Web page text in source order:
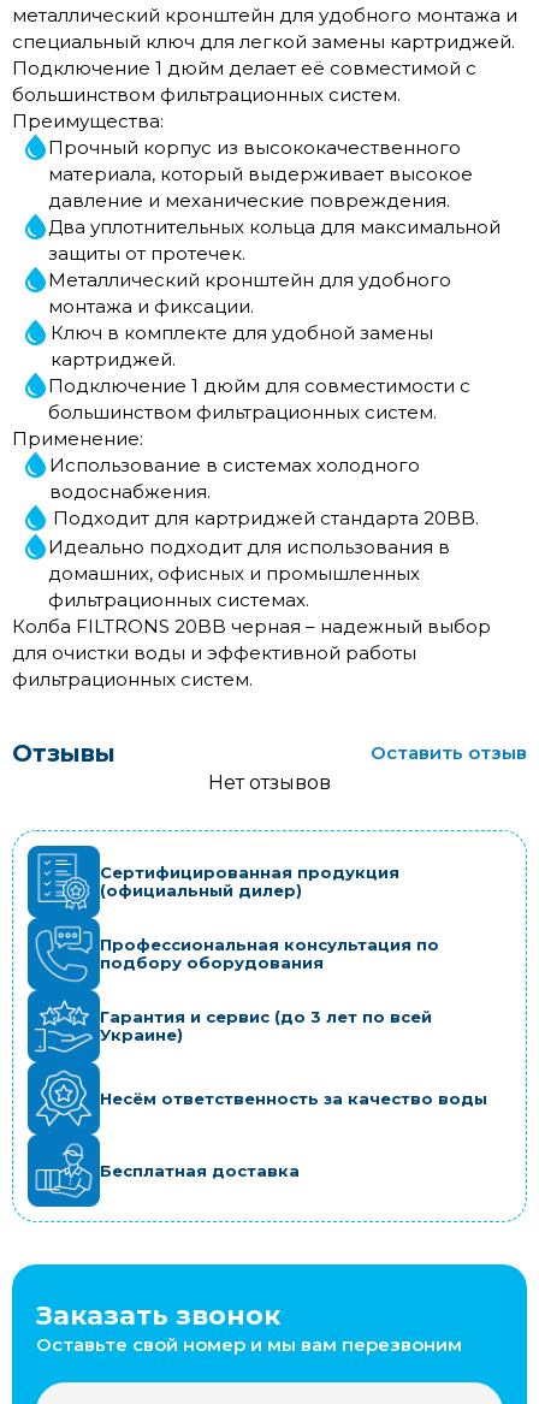
металлический кронштейн для удобного монтажа и
специальный ключ для легкой замены картриджей.
Подключение 1 дюйм делает её совместимой с
большинством фильтрационных систем.
Преимущества:
Прочный корпус из высококачественного
материала, который выдерживает высокое
давление и механические повреждения.
Два уплотнительных кольца для максимальной
защиты от протечек.
Металлический кронштейн для удобного
монтажа и фиксации.
Ключ в комплекте для удобной замены
картриджей.
Подключение 1 дюйм для совместимости с
большинством фильтрационных систем.
Применение:
Использование в системах холодного
водоснабжения.
Подходит для картриджей стандарта 20BB.
Идеально подходит для использования в
домашних, офисных и промышленных
фильтрационных системах.
Колба FILTRONS 20BB черная – надежный выбор
для очистки воды и эффективной работы
фильтрационных систем.
Отзывы
Оставить отзыв
Нет отзывов
Сертифицированная продукция
(официальный дилер)
Профессиональная консультация по
подбору оборудования
Гарантия и сервис (до 3 лет по всей
Украине)
Несём ответственность за качество воды
Бесплатная доставка
Заказать звонок
Оставьте свой номер и мы вам перезвоним